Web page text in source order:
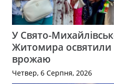
У Свято-
Житомира освятили
врожаю
Четвер, 6 Серпня, 2026